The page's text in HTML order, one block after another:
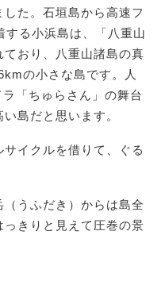
た。石垣島から高速フ
する小浜島は、「八重山
おり、八重山諸島の真
の小さな島です。人
「ちゅらさん」の舞台
島だと思います。
イクルを借りて、ぐる
うふだき）からは島全
きりと見えて圧巻の景